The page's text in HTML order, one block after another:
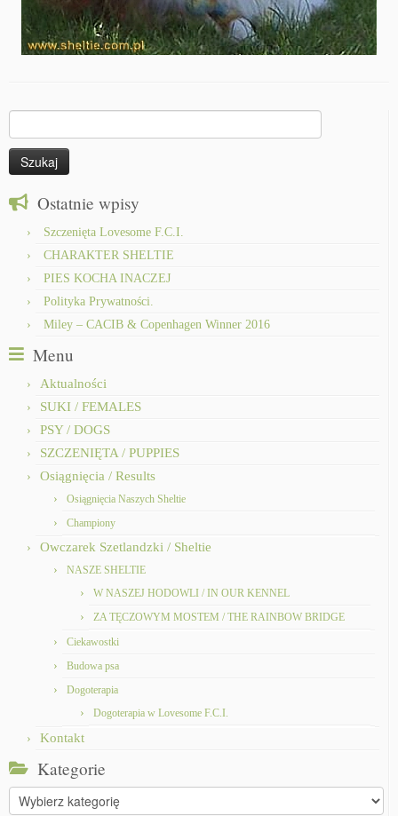
Ostatnie wpisy
Szczenięta Lovesome F.C.I.
CHARAKTER SHELTIE
PIES KOCHA INACZEJ
Polityka Prywatności.
Miley – CACIB & Copenhagen Winner 2016
Menu
Aktualności
SUKI / FEMALES
PSY / DOGS
SZCZENIĘTA / PUPPIES
Osiągnięcia / Results
Osiągnięcia Naszych Sheltie
Championy
Owczarek Szetlandzki / Sheltie
NASZE SHELTIE
W NASZEJ HODOWLI / IN OUR KENNEL
ZA TĘCZOWYM MOSTEM / THE RAINBOW BRIDGE
Ciekawostki
Budowa psa
Dogoterapia
Dogoterapia w Lovesome F.C.I.
Kontakt
Kategorie
Kategorie